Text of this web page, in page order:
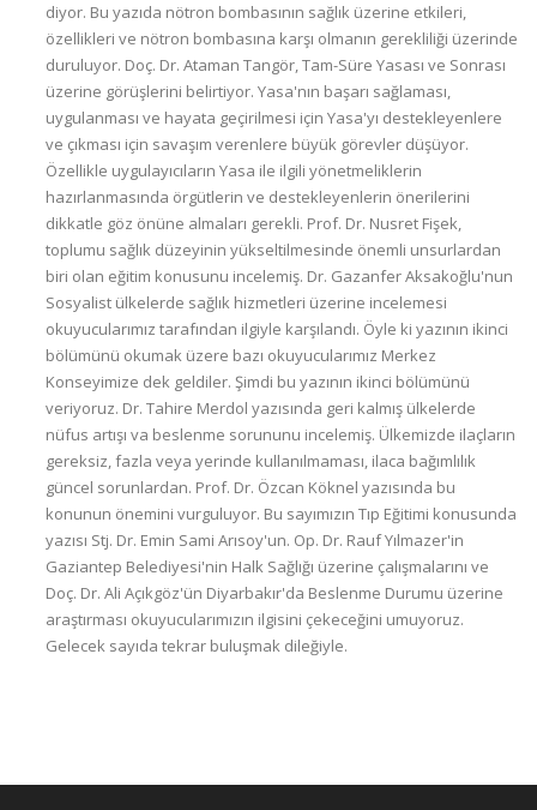
diyor. Bu yazıda nötron bombasının sağlık üzerine etkileri,
özellikleri ve nötron bombasına karşı olmanın gerekliliği üzerinde
duruluyor. Doç. Dr. Ataman Tangör, Tam-Süre Yasası ve Sonrası
üzerine görüşlerini belirtiyor. Yasa'nın başarı sağlaması,
uygulanması ve hayata geçirilmesi için Yasa'yı destekleyenlere
ve çıkması için savaşım verenlere büyük görevler düşüyor.
Özellikle uygulayıcıların Yasa ile ilgili yönetmeliklerin
hazırlanmasında örgütlerin ve destekleyenlerin önerilerini
dikkatle göz önüne almaları gerekli. Prof. Dr. Nusret Fişek,
toplumu sağlık düzeyinin yükseltilmesinde önemli unsurlardan
biri olan eğitim konusunu incelemiş. Dr. Gazanfer Aksakoğlu'nun
Sosyalist ülkelerde sağlık hizmetleri üzerine incelemesi
okuyucularımız tarafından ilgiyle karşılandı. Öyle ki yazının ikinci
bölümünü okumak üzere bazı okuyucularımız Merkez
Konseyimize dek geldiler. Şimdi bu yazının ikinci bölümünü
veriyoruz. Dr. Tahire Merdol yazısında geri kalmış ülkelerde
nüfus artışı va beslenme sorununu incelemiş. Ülkemizde ilaçların
gereksiz, fazla veya yerinde kullanılmaması, ilaca bağımlılık
güncel sorunlardan. Prof. Dr. Özcan Köknel yazısında bu
konunun önemini vurguluyor. Bu sayımızın Tıp Eğitimi konusunda
yazısı Stj. Dr. Emin Sami Arısoy'un. Op. Dr. Rauf Yılmazer'in
Gaziantep Belediyesi'nin Halk Sağlığı üzerine çalışmalarını ve
Doç. Dr. Ali Açıkgöz'ün Diyarbakır'da Beslenme Durumu üzerine
araştırması okuyucularımızın ilgisini çekeceğini umuyoruz.
Gelecek sayıda tekrar buluşmak dileğiyle.